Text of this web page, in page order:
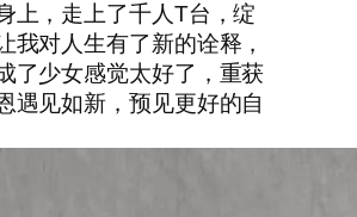
上，走上了千人T台，绽
我对人生有了新的诠释，
了少女感觉太好了，重获
遇见如新，预见更好的自